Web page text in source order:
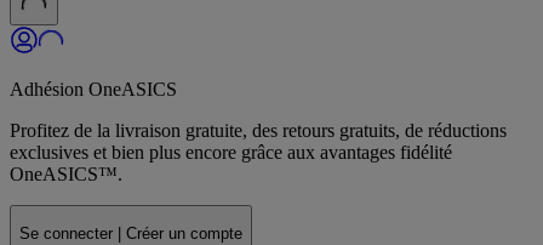
Adhésion OneASICS
Profitez de la livraison gratuite, des retours gratuits, de réductions
exclusives et bien plus encore grâce aux avantages fidélité
OneASICS™.
Se connecter | Créer un compte